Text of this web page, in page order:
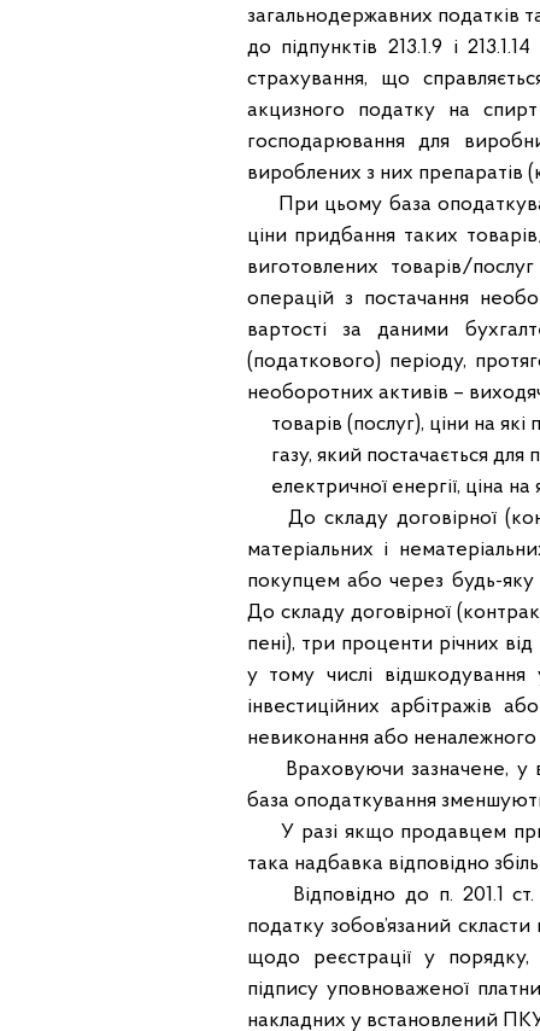
загальнодержавних податків
до підпунктів 213.1.9 і
страхування, що
акцизного податку на
господарювання для
вироблених з них препаратів
При цьому база
ціни придбання таких
виготовлених товарів/
операцій з постачання
вартості за даними
(податкового) періоду,
необоротних активів –
товарів (послуг), ціни на
газу, який постачається для
електричної енергії, ціна на
До складу договірної
матеріальних і
покупцем або через будь-яку
До складу договірної
пені), три проценти річних
у тому числі
інвестиційних арбітражів
невиконання або неналежного
Враховуючи зазначене, у
база оподаткування
У разі якщо продавцем при
така надбавка відповідно
Відповідно до п. 201.1 ст.
податку зобов’язаний
щодо реєстрації у порядку,
підпису уповноваженої
накладних у встановлений